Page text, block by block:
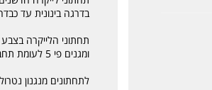
בדרגה בינונית עד
תחתוני הלייקרה
ומגנים פי 5 לעומת תחבושת היגיינית רגילה גם בזמן פעילות.
לתחתונים מנגנון